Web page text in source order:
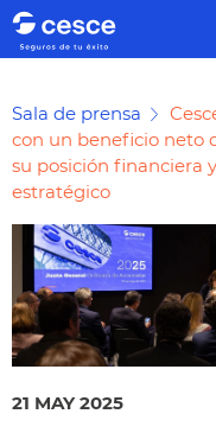
Sala de prensa
con un beneficio neto
su posición financiera
estratégico
21 MAY 2025